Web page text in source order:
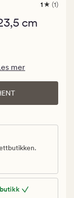
1
1 (1)
cm
mer